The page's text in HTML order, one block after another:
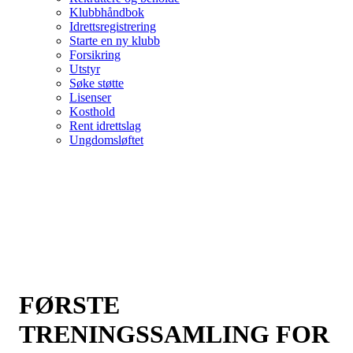
Klubbhåndbok
Idrettsregistrering
Starte en ny klubb
Forsikring
Utstyr
Søke støtte
Lisenser
Kosthold
Rent idrettslag
Ungdomsløftet
FØRSTE
TRENINGSSAMLING FOR